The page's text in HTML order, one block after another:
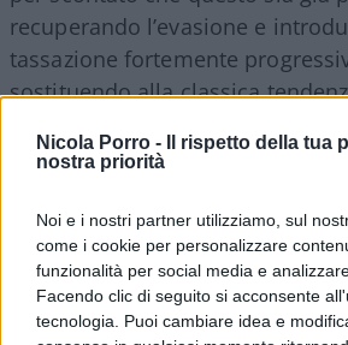
Nicola Porro -
Il rispetto della tua
nostra priorità
Noi e i nostri partner utilizziamo, sul
come i cookie per personalizzare
funzionalità per social media e
Facendo clic di seguito si acconsente
tecnologia. Puoi cambiare idea e
recuperando l’evasione e
tassazione fortemente
sostituendo alla classica
che nella versione più radicale
avanguardia al partito –
una “rivolta sociale”.